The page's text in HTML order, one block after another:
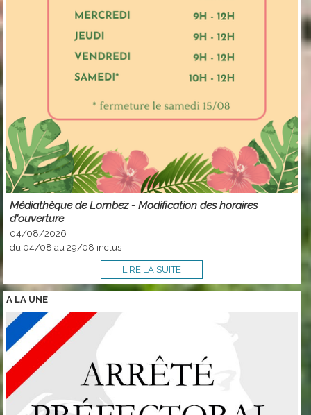
Médiathèque de Lombez - Modification des horaires
d'ouverture
04/08/2026
du 04/08 au 29/08 inclus
LIRE LA SUITE
A LA UNE